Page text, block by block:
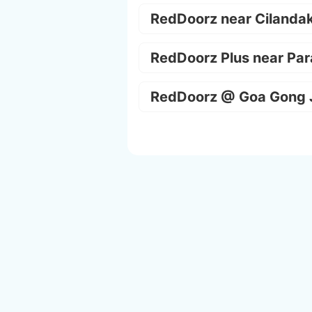
RedDoorz near
RedDoorz Plus near
RedDoorz @ Goa